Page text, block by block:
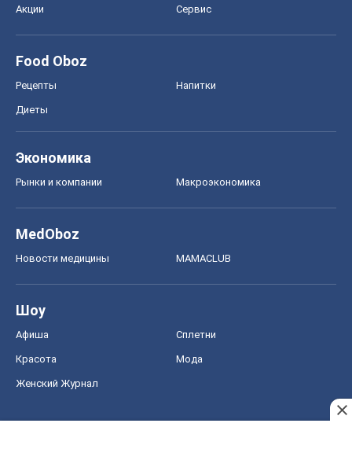
Акции Сервис
Food Oboz
Рецепты Напитки
Диеты
Экономика
Рынки и компании Mакроэкономика
MedOboz
Новости медицины MAMACLUB
Шоу
Афиша Сплетни
Красота Мода
Женский Журнал